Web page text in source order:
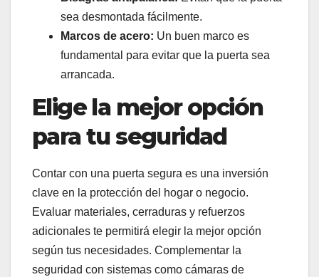
sea desmontada fácilmente.
Marcos de acero: Un buen marco es
fundamental para evitar que la puerta sea
arrancada.
Elige la mejor opción
para tu seguridad
Contar con una puerta segura es una inversión
clave en la protección del hogar o negocio.
Evaluar materiales, cerraduras y refuerzos
adicionales te permitirá elegir la mejor opción
según tus necesidades. Complementar la
seguridad con sistemas como cámaras de